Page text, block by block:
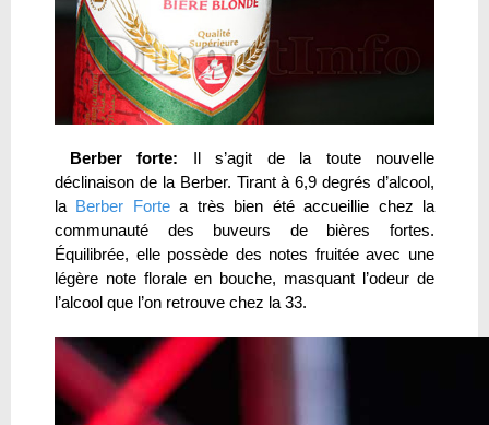
Berber forte: Il s’agit de la toute nouvelle
déclinaison de la Berber. Tirant à 6,9 degrés d’alcool,
la Berber Fortea très bien été accueillie chez la
communauté des buveurs de bières fortes.
Équilibrée, elle possède des notes fruitée avec une
légère note florale en bouche, masquant l’odeur de
l’alcool que l’on retrouve chez la 33.